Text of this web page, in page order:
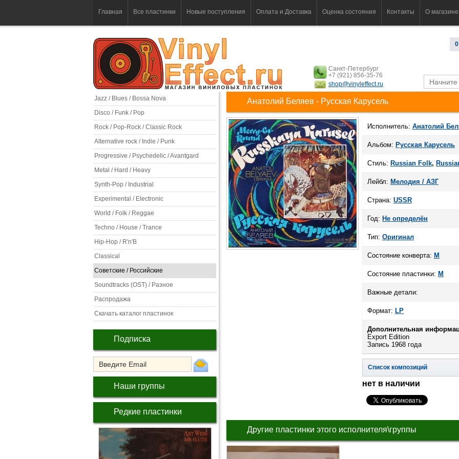
Главная Все пластинки Новые поступления Оплата и Доставка Оценка состояния Контакты О магазине
0
Санкт-Петербург
+7 (921) 856-35-76
shop@vinyleffect.ru
Jazz / Blues / Bossa Nova
Disco / Funk / Pop
Rock / Pop-Rock / Classic Rock
Alternative rock / Indie / Punk
Progressive / Psychedelic / Avantgard
Metal / Hard / Heavy
Synth-Pop / Industrial
Experimental / Electronic
World / Folk / Reggae
Techno / House / Trance
Hip-Hop / R'n'B
Classical
Советские / Российские
Soundtracks (OST) / Разное
Распродажа
Скачать каталог пластинок
Подписка
Наши группы
Редкие пластинки
Анатолий Беляев - Русская Карусель
Исполнитель: Анатолий
Альбом: Русская Карусель
Стиль: Russian Folk,
Лейбл: Мелодия / АЗГ
Страна: USSR
Год: Не определён
Тип: Оригинал
Состояние конверта: M
Состояние пластинки: M
Важные детали:
Формат: LP
Дополнительная
Export Edition
Запись 1968 года
Список композиций
нет в наличии
Другие пластинки этого исполнителя\группы